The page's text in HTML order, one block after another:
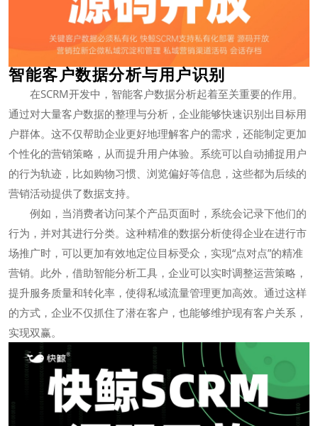
智能客户数据分析与用户识别
在SCRM开发中，智能客户数据分析起着至关重要的作用。
通过对大量客户数据的整理与分析，企业能够快速识别出目标用
户群体。这不仅帮助企业更好地理解客户的需求，还能制定更加
个性化的营销策略，从而提升用户体验。系统可以自动捕捉用户
的行为轨迹，比如购物习惯、浏览偏好等信息，这些都为后续的
营销活动提供了数据支持。
例如，当消费者访问某个产品页面时，系统会记录下他们的
行为，并对其进行分类。这种精准的数据分析使得企业在进行市
场推广时，可以更加有效地定位目标受众，实现“点对点”的精准
营销。此外，借助智能分析工具，企业可以实时调整运营策略，
提升服务质量和转化率，使得私域流量管理更加高效。通过这样
的方式，企业不仅抓住了潜在客户，也能够维护现有客户关系，
实现双赢。